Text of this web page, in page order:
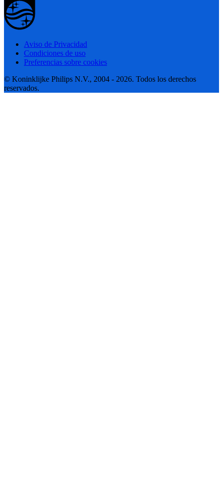
Aviso de Privacidad
Condiciones de uso
Preferencias sobre cookies
© Koninklijke Philips N.V., 2004 - 2026. Todos los derechos
reservados.